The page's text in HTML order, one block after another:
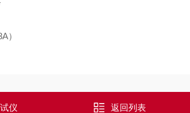
）
仪 返回列表